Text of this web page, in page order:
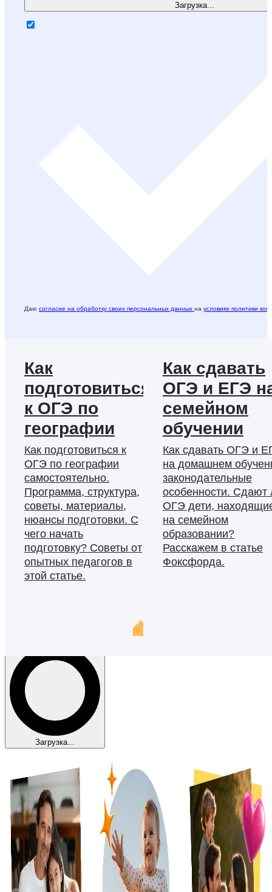
Загрузка...
Даю согласие на обработку своих персональных данных на условиях политики
Как
подготовиться
к ОГЭ по
географии
Как подготовиться к
ОГЭ по географии
самостоятельно.
Программа, структура,
советы, материалы,
нюансы подготовки. С
чего начать
подготовку? Советы от
опытных педагогов в
этой статье.
Как сдавать
ОГЭ и ЕГЭ
семейном
обучении
Как сдавать ОГЭ и
на домашнем
законодательные
особенности. Сдают
ОГЭ дети,
на семейном
образовании?
Расскажем в статье
Фоксфорда.
Загрузка...